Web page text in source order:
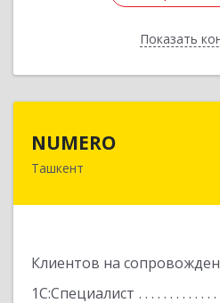
ПоказатьНазад
NUMERO
Ташкент
Клиентов на
1С:Специалист
УЗБЕКИСТАН , г.